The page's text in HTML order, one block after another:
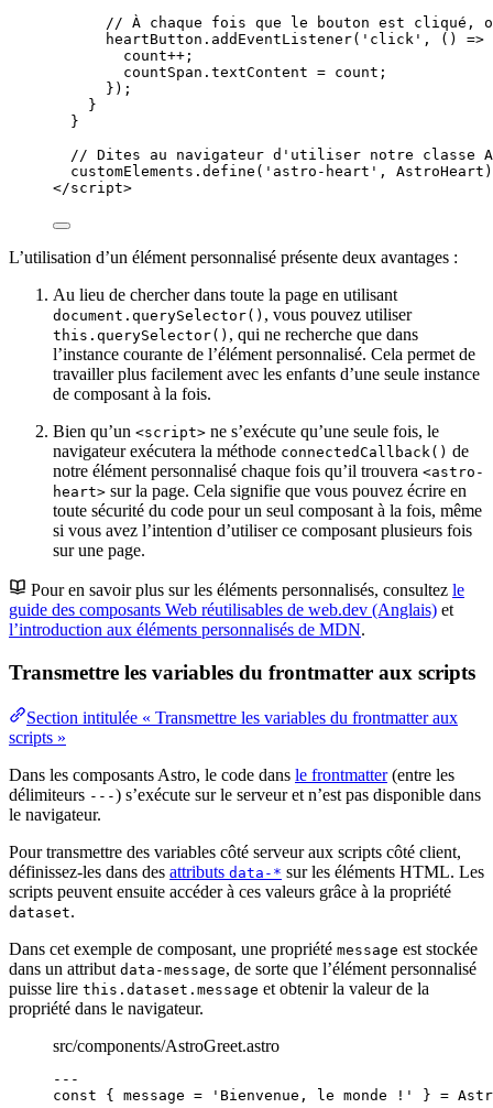
// À chaque fois que le bouton est cliqué,
heartButton . addEventListener( ' click ' , () =>
count++ ;
countSpan . textContent = count ;
});
}
}
// Dites au navigateur d'utiliser notre classe
customElements . define ( ' astro-heart ' , AstroHeart
</script>
L’utilisation d’un élément personnalisé présente deux avantages :
Au lieu de chercher dans toute la page en utilisant
document.querySelector() , vous pouvez utiliser
this.querySelector() , qui ne recherche que dans
l’instance courante de l’élément personnalisé. Cela permet de
travailler plus facilement avec les enfants d’une seule instance
de composant à la fois.
Bien qu’un <script> ne s’exécute qu’une seule fois, le
navigateur exécutera la méthode connectedCallback() de
notre élément personnalisé chaque fois qu’il trouvera <astro-
heart> sur la page. Cela signifie que vous pouvez écrire en
toute sécurité du code pour un seul composant à la fois, même
si vous avez l’intention d’utiliser ce composant plusieurs fois
sur une page.
Pour en savoir plus sur les éléments personnalisés, consultez le
guide des composants Web réutilisables de web.dev (Anglais) et
l’introduction aux éléments personnalisés de MDN.
Transmettre les variables du frontmatter aux scripts
Section intitulée « Transmettre les variables du frontmatter aux
scripts »
Dans les composants Astro, le code dans le frontmatter(entre les
délimiteurs ---) s’exécute sur le serveur et n’est pas disponible dans
le navigateur.
Pour transmettre des variables côté serveur aux scripts côté client,
définissez-les dans des attributs data-* sur les éléments HTML. Les
scripts peuvent ensuite accéder à ces valeurs grâce à la propriété
dataset.
Dans cet exemple de composant, une propriété message est stockée
dans un attribut data-message, de sorte que l’élément personnalisé
puisse lire this.dataset.message et obtenir la valeur de la
propriété dans le navigateur.
src/components/AstroGreet.astro
---
const { message = ' Bienvenue, le monde ! ' } =